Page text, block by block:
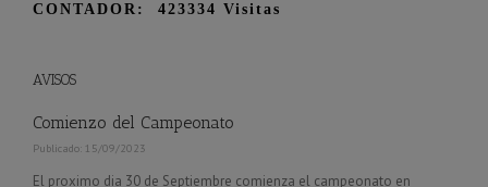
CONTADOR: 423334 Visitas
AVISOS
Comienzo del Campeonato
Publicado: 15/09/2023
El proximo dia 30 de Septiembre comienza el campeonato en